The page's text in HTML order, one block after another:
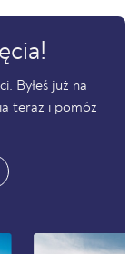
Byłeś już na
teraz i pomóż